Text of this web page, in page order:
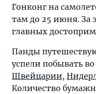
Гонконг на
там до 25 июня. За
главных
Панды
успели побывать во
Швейцарии,
Количество